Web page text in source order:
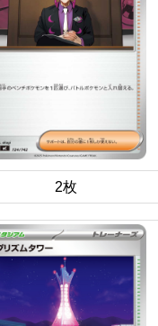
2枚